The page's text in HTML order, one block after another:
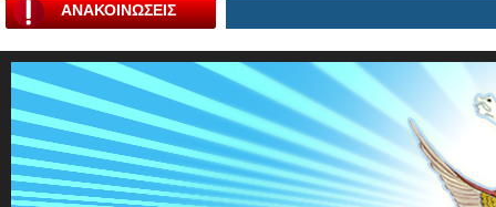
ΑΝΑΚΟΙΝΩΣΕΙΣ